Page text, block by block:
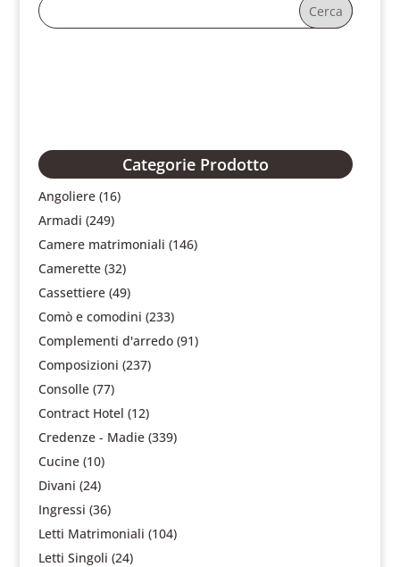
Categorie Prodotto
Angoliere (16)
Armadi (249)
Camere matrimoniali (146)
Camerette (32)
Cassettiere (49)
Comò e comodini (233)
Complementi d'arredo (91)
Composizioni (237)
Consolle (77)
Contract Hotel (12)
Credenze - Madie (339)
Cucine (10)
Divani (24)
Ingressi (36)
Letti Matrimoniali (104)
Letti Singoli (24)